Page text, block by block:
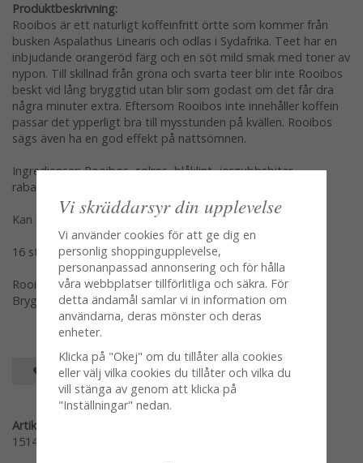
Produktbeskrivning:
Rooibos är ett naturligt koffeinfritt örtte som kommer från
busken Aspalathus Linearis och odlas i Sydafrika. Teet har en
inbjudande orangeröd färg och en söt mild smak med toner av
nypon. Till skillnad från gröna och svarta teer blir inte Rooibos
beskt vid lång bryggtid utan blir som godast om det får dra
några minuter extra. Eftersom Rooibos inte innehåller koffein
passar det ypperligt bra till mysstunden på kvällen. Rooibos
sägs även ha en god effekt på nattsömnen.
Ingredienser: Rooibos, solros, blåklint, jorgubbsbitar,
rabarberbitar, naturlig arom, vanilj
Kan innehålla spår av nötter
16 st komposterbara pyramditepåsar 16x3g)
Rooibos
Bryggs vid ca 95 ºC, låt dra 3 minuter eller efter smak.
SPARA SOM FAVORIT
Artikelnummer:
1514216
Vi skräddarsyr din upplevelse
Vi använder cookies för att ge dig en
personlig shoppingupplevelse,
personanpassad annonsering och för hålla
våra webbplatser tillförlitliga och säkra. För
detta ändamål samlar vi in information om
användarna, deras mönster och deras
enheter.
Klicka på "Okej" om du tillåter alla cookies
eller välj vilka cookies du tillåter och vilka du
vill stänga av genom att klicka på
"Inställningar" nedan.